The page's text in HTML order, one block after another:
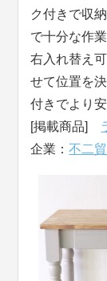
ク付きで収
で十分な作
右入れ替え
せて位置を
付きでより
[掲載商品]
企業：不二